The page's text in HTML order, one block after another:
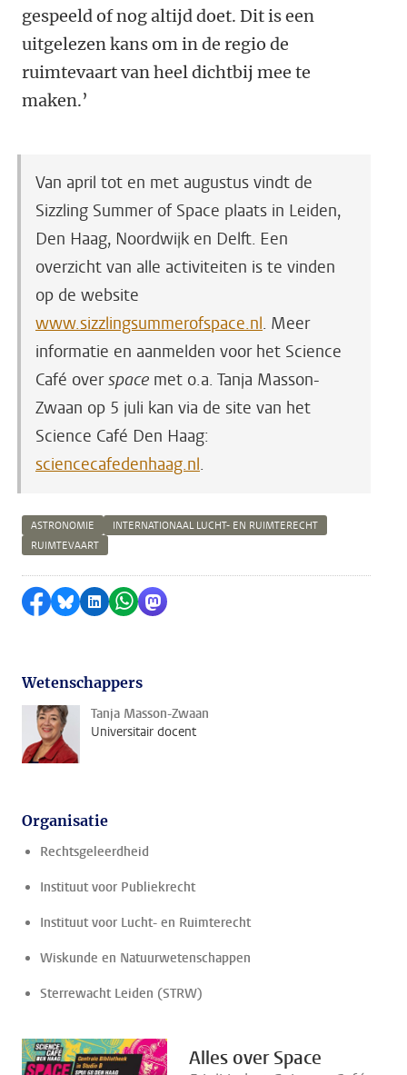
gespeeld of nog altijd doet. Dit is een
uitgelezen kans om in de regio de
ruimtevaart van heel dichtbij mee te
maken.’
Van april tot en met augustus vindt de
Sizzling Summer of Space plaats in Leiden,
Den Haag, Noordwijk en Delft. Een
overzicht van alle activiteiten is te vinden
op de website
www.sizzlingsummerofspace.nl. Meer
informatie en aanmelden voor het Science
Café overspace met o.a. Tanja Masson-
Zwaan op 5 juli kan via de site van het
Science Café Den Haag:
sciencecafedenhaag.nl.
ASTRONOMIE
INTERNATIONAAL LUCHT- EN RUIMTERECHT
RUIMTEVAART
Delen op Facebook
Delen via Bluesky
Delen op LinkedIn
Delen via WhatsApp
Delen via Mastodon
Wetenschappers
Tanja Masson-Zwaan
Universitair docent
Organisatie
Rechtsgeleerdheid
Instituut voor Publiekrecht
Instituut voor Lucht- en Ruimterecht
Wiskunde en Natuurwetenschappen
Sterrewacht Leiden (STRW)
Alles over Space